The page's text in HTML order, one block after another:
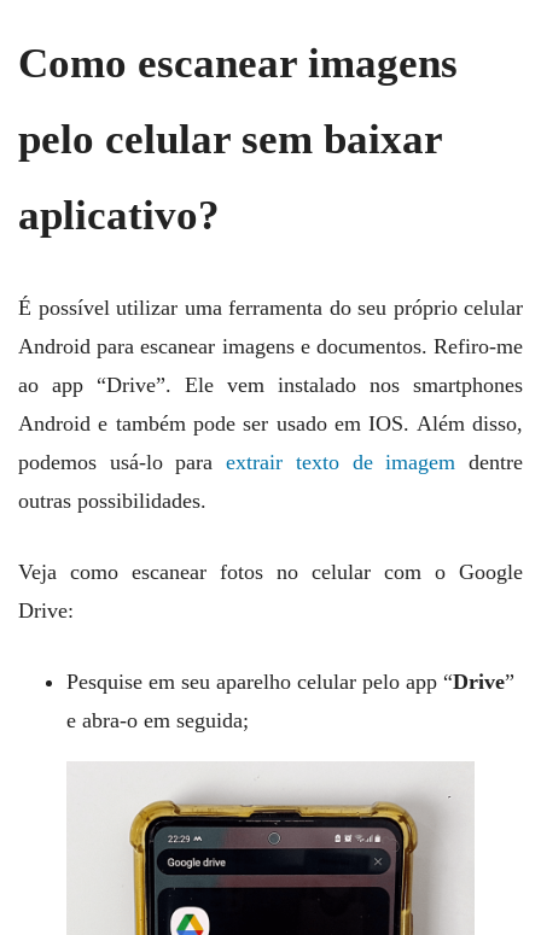
Como escanear imagens
pelo celular sem baixar
aplicativo?
É possível utilizar uma ferramenta do seu próprio celular
Android para escanear imagens e documentos. Refiro-me
ao app “Drive”. Ele vem instalado nos smartphones
Android e também pode ser usado em IOS. Além disso,
podemos usá-lo paraextrair texto de imagem dentre
outras possibilidades.
Veja como escanear fotos no celular com o Google
Drive:
Pesquise em seu aparelho celular pelo app “Drive”
e abra-o em seguida;